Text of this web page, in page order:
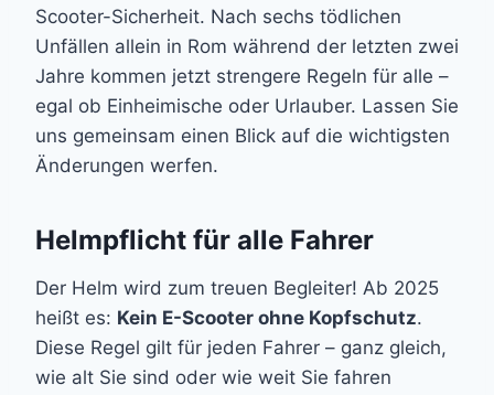
Scooter-Sicherheit. Nach sechs tödlichen
Unfällen allein in Rom während der letzten zwei
Jahre kommen jetzt strengere Regeln für alle –
egal ob Einheimische oder Urlauber. Lassen Sie
uns gemeinsam einen Blick auf die wichtigsten
Änderungen werfen.
Helmpflicht für alle Fahrer
Der Helm wird zum treuen Begleiter! Ab 2025
heißt es: Kein E-Scooter ohne Kopfschutz.
Diese Regel gilt für jeden Fahrer – ganz gleich,
wie alt Sie sind oder wie weit Sie fahren